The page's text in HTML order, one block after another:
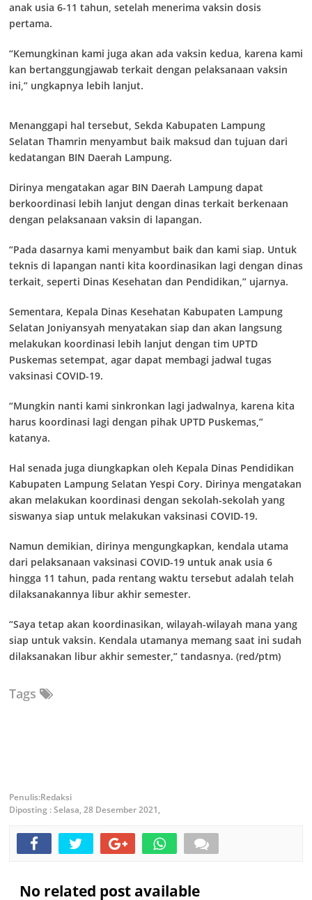
anak usia 6-11 tahun, setelah menerima vaksin dosis
pertama.
“Kemungkinan kami juga akan ada vaksin kedua, karena kami
kan bertanggungjawab terkait dengan pelaksanaan vaksin
ini,” ungkapnya lebih lanjut.
Menanggapi hal tersebut, Sekda Kabupaten Lampung
Selatan Thamrin menyambut baik maksud dan tujuan dari
kedatangan BIN Daerah Lampung.
Dirinya mengatakan agar BIN Daerah Lampung dapat
berkoordinasi lebih lanjut dengan dinas terkait berkenaan
dengan pelaksanaan vaksin di lapangan.
“Pada dasarnya kami menyambut baik dan kami siap. Untuk
teknis di lapangan nanti kita koordinasikan lagi dengan dinas
terkait, seperti Dinas Kesehatan dan Pendidikan,” ujarnya.
Sementara, Kepala Dinas Kesehatan Kabupaten Lampung
Selatan Joniyansyah menyatakan siap dan akan langsung
melakukan koordinasi lebih lanjut dengan tim UPTD
Puskemas setempat, agar dapat membagi jadwal tugas
vaksinasi COVID-19.
“Mungkin nanti kami sinkronkan lagi jadwalnya, karena kita
harus koordinasi lagi dengan pihak UPTD Puskemas,”
katanya.
Hal senada juga diungkapkan oleh Kepala Dinas Pendidikan
Kabupaten Lampung Selatan Yespi Cory. Dirinya mengatakan
akan melakukan koordinasi dengan sekolah-sekolah yang
siswanya siap untuk melakukan vaksinasi COVID-19.
Namun demikian, dirinya mengungkapkan, kendala utama
dari pelaksanaan vaksinasi COVID-19 untuk anak usia 6
hingga 11 tahun, pada rentang waktu tersebut adalah telah
dilaksanakannya libur akhir semester.
“Saya tetap akan koordinasikan, wilayah-wilayah mana yang
siap untuk vaksin. Kendala utamanya memang saat ini sudah
dilaksanakan libur akhir semester,” tandasnya. (red/ptm)
Tags
Redaksi
Diposting :Selasa, 28 Desember 2021,
No related post available